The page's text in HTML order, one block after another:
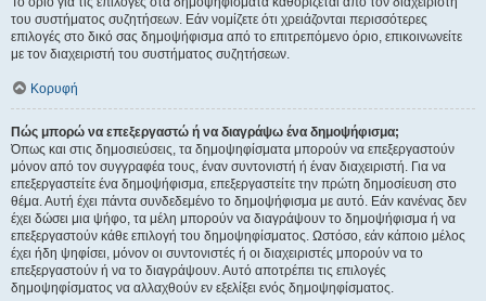
του συστήματος συζητήσεων. Εάν νομίζετε ότι χρειάζονται περισσότερες
επιλογές στο δικό σας δημοψήφισμα από το επιτρεπόμενο όριο, επικοινωνείτε
με τον διαχειριστή του συστήματος συζητήσεων.
Κορυφή
Πώς μπορώ να επεξεργαστώ ή να διαγράψω ένα δημοψήφισμα;
Όπως και στις δημοσιεύσεις, τα δημοψηφίσματα μπορούν να επεξεργαστούν
μόνον από τον συγγραφέα τους, έναν συντονιστή ή έναν διαχειριστή. Για να
επεξεργαστείτε ένα δημοψήφισμα, επεξεργαστείτε την πρώτη δημοσίευση στο
θέμα. Αυτή έχει πάντα συνδεδεμένο το δημοψήφισμα με αυτό. Εάν κανένας δεν
έχει δώσει μια ψήφο, τα μέλη μπορούν να διαγράψουν το δημοψήφισμα ή να
επεξεργαστούν κάθε επιλογή του δημοψηφίσματος. Ωστόσο, εάν κάποιο μέλος
έχει ήδη ψηφίσει, μόνον οι συντονιστές ή οι διαχειριστές μπορούν να το
επεξεργαστούν ή να το διαγράψουν. Αυτό αποτρέπει τις επιλογές
δημοψηφίσματος να αλλαχθούν εν εξελίξει ενός δημοψηφίσματος.